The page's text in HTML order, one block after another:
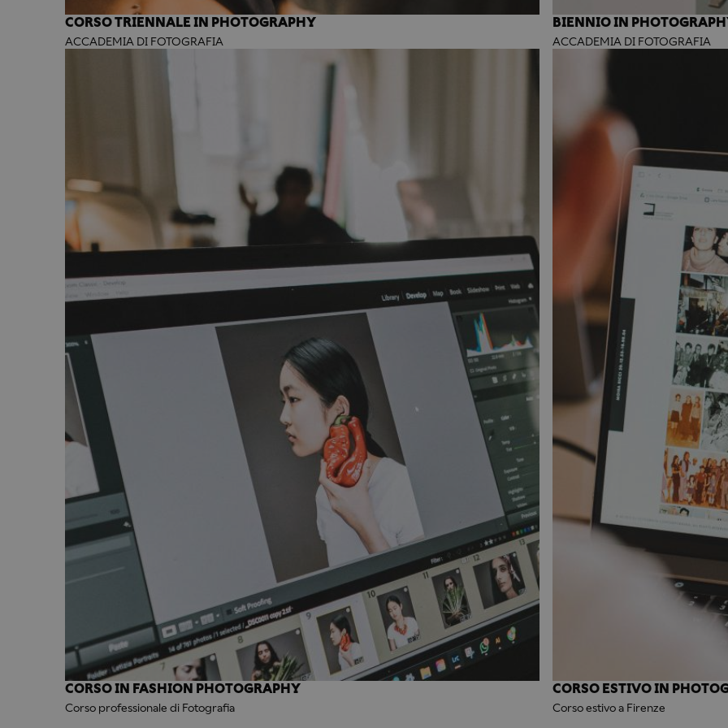
CORSO TRIENNALE IN PHOTOGRAPHY
ACCADEMIA DI FOTOGRAFIA
BIENNIO IN
ACCADEMIA DI FOTOGRAFIA
CORSO IN FASHION PHOTOGRAPHY
Corso professionale di Fotografia
CORSO ESTIVO IN
Corso estivo a Firenze